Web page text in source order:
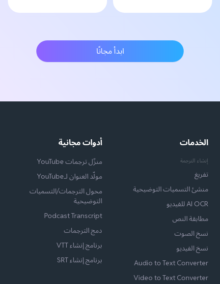
ابدأ مجانًا
الخدمات
إنشاء الترجمة
تفريغ
منشئ التسميات التوضيحية
AI OCR للفيديو
مطابقة النص
نسخ الصوت
نسخ الفيديو
Audio to Text Converter
Video to Text Converter
أدوات مجانية
منزّل ترجمات YouTube
مولّد العنوان لـYouTube
محول الترجمات/التسميات
التوضيحية
Podcast Transcript
دمج الترجمات
برنامج إنشاء VTT
برنامج إنشاء SRT